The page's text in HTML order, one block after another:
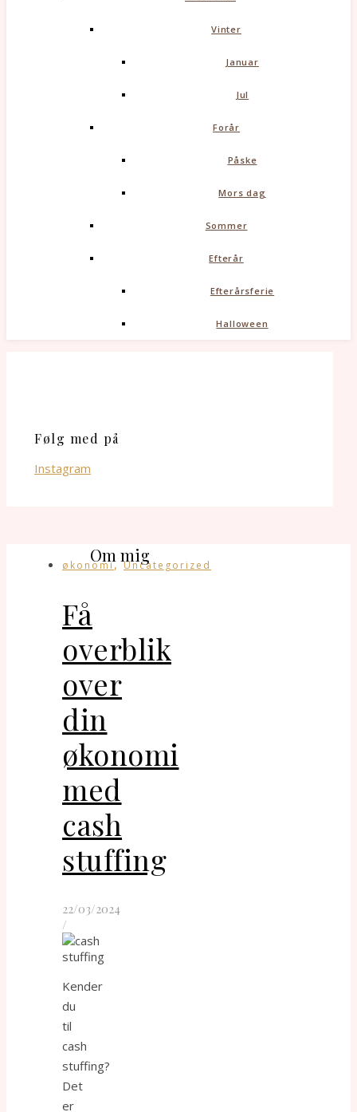
Vinter
Januar
Jul
Forår
Påske
Mors dag
Sommer
Efterår
Efterårsferie
Halloween
Følg med på
Instagram
økonomi,Uncategorized
Få
overblik
over
din
økonomi
med
cash
stuffing
22/03/2024
/
Kender
du
til
cash
stuffing?
Det
er
Om mig